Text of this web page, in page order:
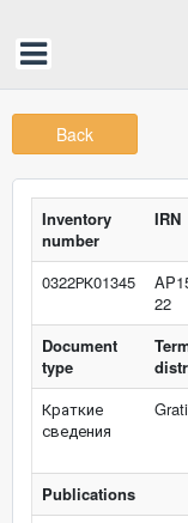
Back
Inventory
number
IRN
0322РК01345
22
Document
type
Краткие
сведения
Publications